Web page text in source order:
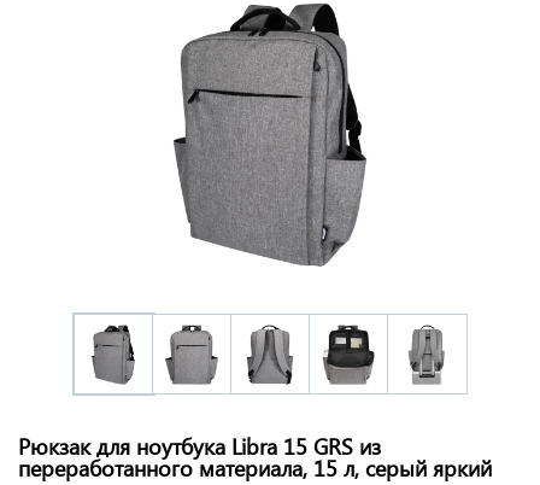
Рюкзак для ноутбука Libra 15 GRS из
переработанного материала, 15 л, серый яркий